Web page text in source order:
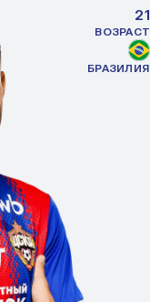
21
ВОЗРАСТ
БРАЗИЛИЯ